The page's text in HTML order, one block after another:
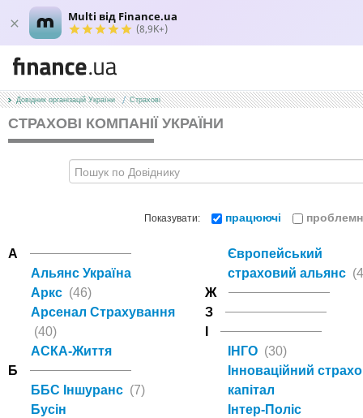
Multi від Finance.ua
(8,9K+)
Довідник організацій України Страхові
СТРАХОВІ КОМПАНІЇ УКРАЇНИ
Показувати: працюючі
А
Альянс Україна
Аркс (46)
Арсенал Страхування
(40)
АСКА-Життя
Б
ББС Іншуранс (7)
Бусін
Європейський
страховий альянс
Ж
З
ІНГО (30)
Інноваційний
капітал
Інтер-Поліс